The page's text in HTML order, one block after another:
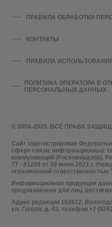
© 2004-2025. ВСЕ ПРАВА
Сайт зарегистрирован
сфере связи, информационных
коммуникаций (Роскомнадзор).
77 - 81209 от 30 июня 2021 г.
ограниченной
Информационная продукция
предназначена для лиц,
Адрес редакции 162612,
ул. Гоголя, д. 43, телефон +7
ПРАВИЛА ОБРАБОТКИ
КОНТАКТЫ
ПРАВИЛА
ПОЛИТИКА ОПЕРАТОРА В
ПЕРСОНАЛЬНЫХ ДАННЫХ